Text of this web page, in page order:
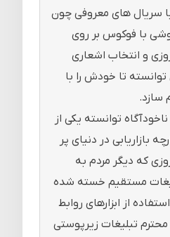
سریال های معروفی چون
با فوکوس بر روی
و انتخاب اشعاری
تا خودش را با
سازد.
توانسته یکی از
بازاریابی در دنیای پر
که دیگر مردم به
مستقیم خسته شده
از ابزارهای روابط
تبلیغات زیرپوستی